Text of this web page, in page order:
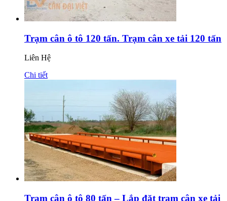
Trạm cân ô tô 120 tấn. Trạm cân xe tải 120 tấn
Liên Hệ
Chi tiết
Trạm cân ô tô 80 tấn – Lắp đặt trạm cân xe tải